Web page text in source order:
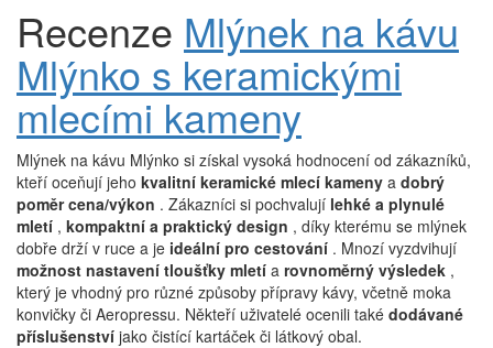
Recenze Mlýnek na kávu
Mlýnko s keramickými
mlecími kameny
Mlýnek na kávu Mlýnko si získal vysoká hodnocení od zákazníků,
kteří oceňují jeho kvalitní keramické mlecí kameny a dobrý
poměr cena/výkon . Zákazníci si pochvalují lehké a plynulé
mletí , kompaktní a praktický design , díky kterému se mlýnek
dobře drží v ruce a je ideální pro cestování . Mnozí vyzdvihují
možnost nastavení tloušťky mletí a rovnoměrný výsledek ,
který je vhodný pro různé způsoby přípravy kávy, včetně moka
konvičky či Aeropressu. Někteří uživatelé ocenili také dodávané
příslušenství jako čistící kartáček či látkový obal.